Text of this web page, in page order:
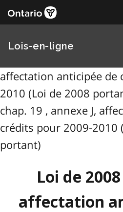
Lois-en-ligne
affectation anticipée de
2010 (Loi de 2008
chap. 19 , annexe J,
crédits pour 2009-2010
portant)
Loi de
affectation